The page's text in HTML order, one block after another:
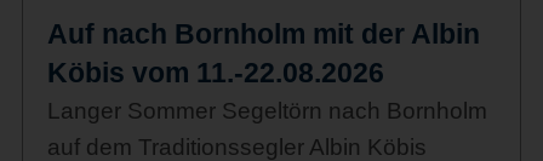
Auf nach Bornholm mit der Albin
Köbis vom 11.-22.08.2026
Langer Sommer Segeltörn nach Bornholm
auf dem Traditionssegler Albin Köbis